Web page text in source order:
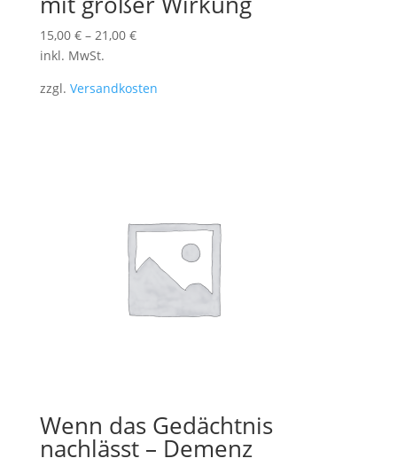
15,00 €– 21,00 €
inkl. MwSt.
zzgl. Versandkosten
Wenn das Gedächtnis
nachlässt – Demenz